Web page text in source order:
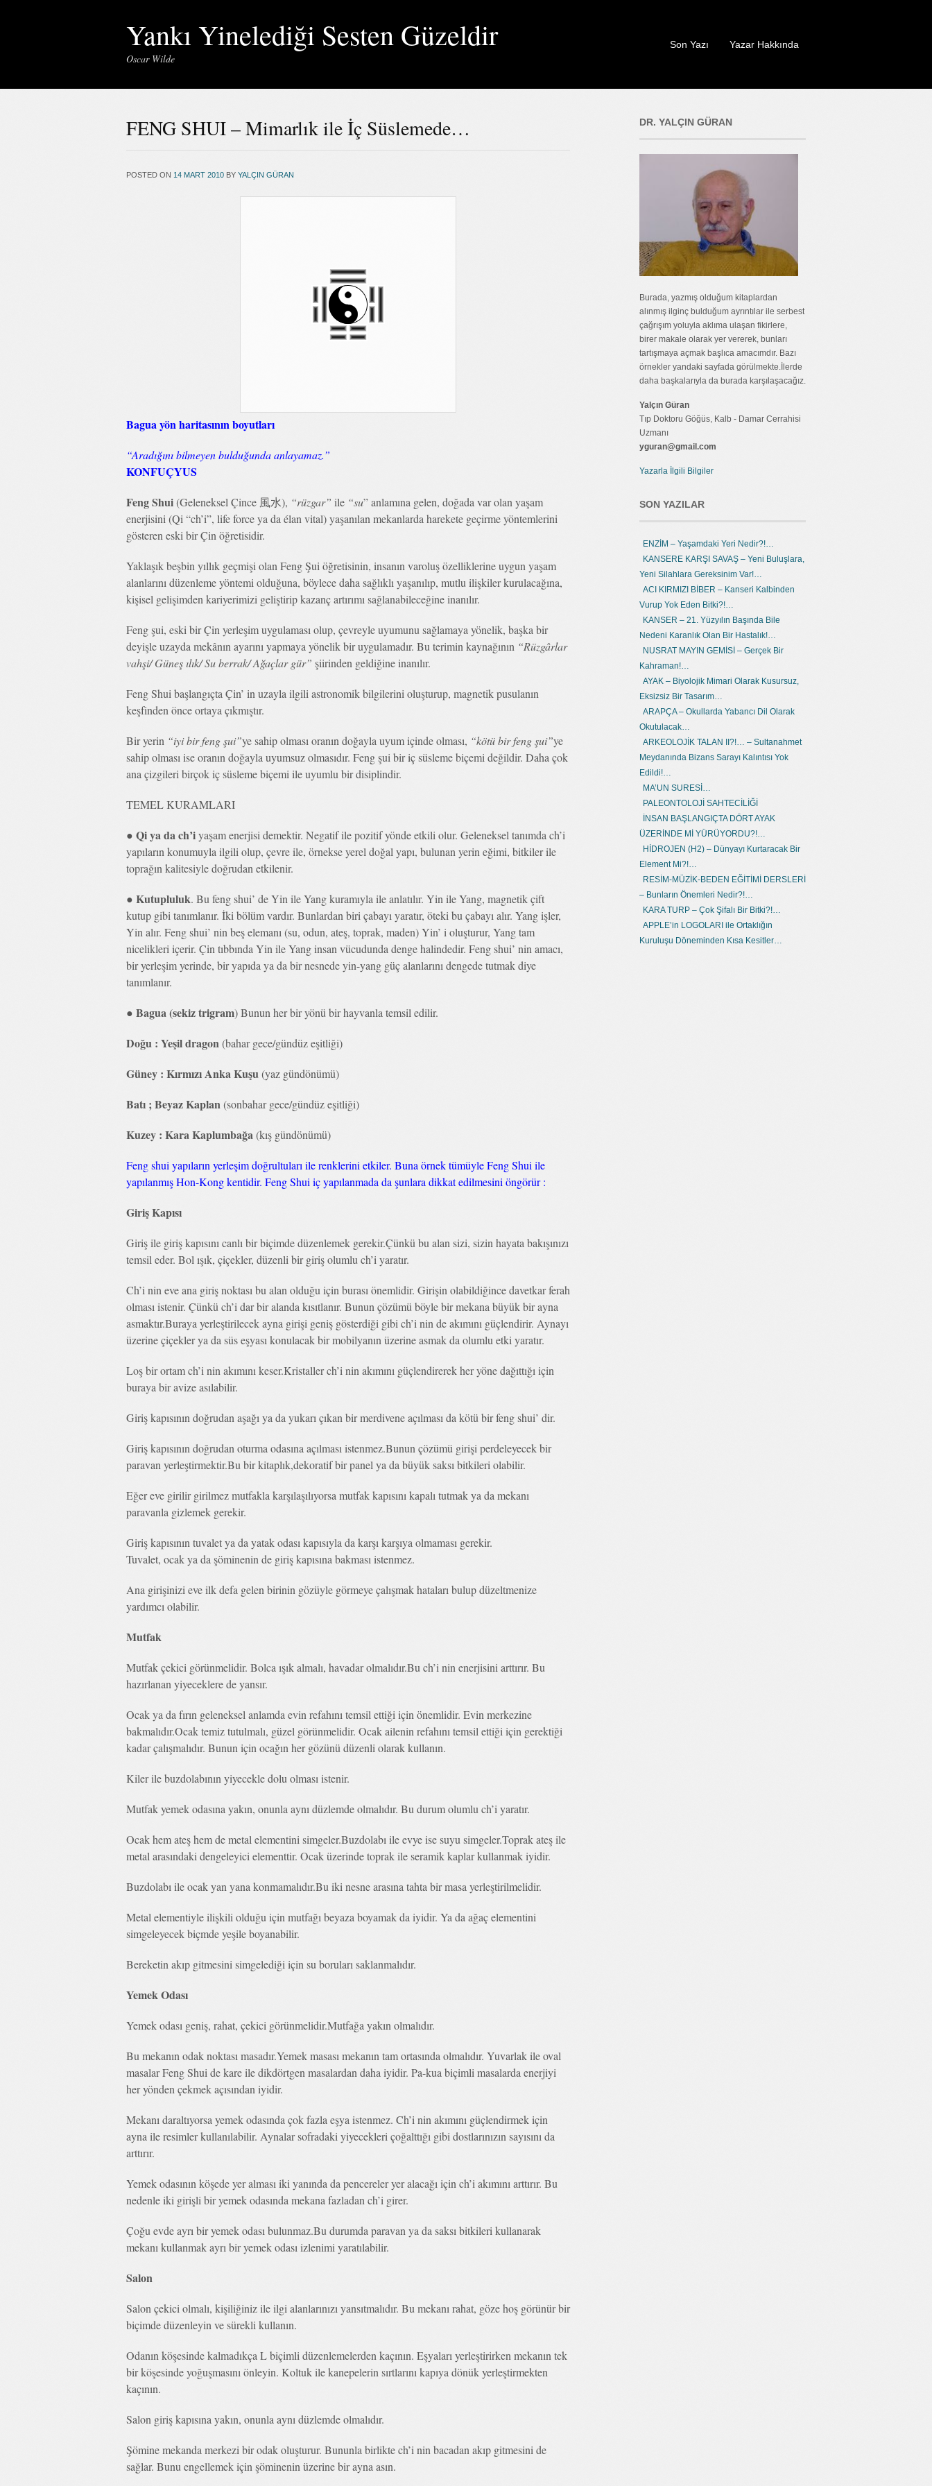
Yankı Yinelediği Sesten Güzeldir
Oscar Wilde
Son Yazı Yazar Hakkında
FENG SHUI – Mimarlık ile İç Süslemede…
POSTED ON 14 MART 2010 BY YALÇIN GÜRAN
Bagua yön haritasının boyutları
“Aradığını bilmeyen bulduğunda anlayamaz.”
KONFUÇYUS
Feng Shui(Geleneksel Çince 風水), “rüzgar” ile “su” anlamına gelen, doğada var olan yaşam
enerjisini (Qi “ch’i”, life force ya da élan vital) yaşanılan mekanlarda harekete geçirme yöntemlerini
gösteren eski bir Çin öğretisidir.
Yaklaşık beşbin yıllık geçmişi olan Feng Şui öğretisinin, insanın varoluş özelliklerine uygun yaşam
alanlarını düzenleme yöntemi olduğuna, böylece daha sağlıklı yaşanılıp, mutlu ilişkiler kurulacağına,
kişisel gelişimden kariyerimizi geliştirip kazanç artırımı sağlanabileceğine inanılır.
Feng şui, eski bir Çin yerleşim uygulaması olup, çevreyle uyumunu sağlamaya yönelik, başka bir
deyişle uzayda mekânın ayarını yapmaya yönelik bir uygulamadır. Bu terimin kaynağının “Rüzgârlar
vahşi/ Güneş ılık/ Su berrak/ Ağaçlar gür” şiirinden geldiğine inanılır.
Feng Shui başlangıçta Çin’ in uzayla ilgili astronomik bilgilerini oluşturup, magnetik pusulanın
keşfinden önce ortaya çıkmıştır.
Bir yerin “iyi bir feng şui”ye sahip olması oranın doğayla uyum içinde olması, “kötü bir feng şui”ye
sahip olması ise oranın doğayla uyumsuz olmasıdır. Feng şui bir iç süsleme biçemi değildir. Daha çok
ana çizgileri birçok iç süsleme biçemi ile uyumlu bir disiplindir.
TEMEL KURAMLARI
● Qi ya da ch’iyaşam enerjisi demektir. Negatif ile pozitif yönde etkili olur. Geleneksel tanımda ch’i
yapıların konumuyla ilgili olup, çevre ile, örnekse yerel doğal yapı, bulunan yerin eğimi, bitkiler ile
toprağın kalitesiyle doğrudan etkilenir.
● Kutupluluk. Bu feng shui’ de Yin ile Yang kuramıyla ile anlatılır. Yin ile Yang, magnetik çift
kutup gibi tanımlanır. İki bölüm vardır. Bunlardan biri çabayı yaratır, öteki bu çabayı alır. Yang işler,
Yin alır. Feng shui’ nin beş elemanı (su, odun, ateş, toprak, maden) Yin’ i oluşturur, Yang tam
nicelikleri içerir. Çin tıbbında Yin ile Yang insan vücudunda denge halindedir. Feng shui’ nin amacı,
bir yerleşim yerinde, bir yapıda ya da bir nesnede yin-yang güç alanlarını dengede tutmak diye
tanımlanır.
● Bagua (sekiz trigram) Bunun her bir yönü bir hayvanla temsil edilir.
Doğu : Yeşil dragon(bahar gece/gündüz eşitliği)
Güney : Kırmızı Anka Kuşu(yaz gündönümü)
Batı ; Beyaz Kaplan(sonbahar gece/gündüz eşitliği)
Kuzey : Kara Kaplumbağa(kış gündönümü)
Feng shui yapıların yerleşim doğrultuları ile renklerini etkiler. Buna örnek tümüyle Feng Shui ile
yapılanmış Hon-Kong kentidir. Feng Shui iç yapılanmada da şunlara dikkat edilmesini öngörür :
Giriş Kapısı
Giriş ile giriş kapısını canlı bir biçimde düzenlemek gerekir.Çünkü bu alan sizi, sizin hayata bakışınızı
temsil eder. Bol ışık, çiçekler, düzenli bir giriş olumlu ch’i yaratır.
Ch’i nin eve ana giriş noktası bu alan olduğu için burası önemlidir. Girişin olabildiğince davetkar ferah
olması istenir. Çünkü ch’i dar bir alanda kısıtlanır. Bunun çözümü böyle bir mekana büyük bir ayna
asmaktır.Buraya yerleştirilecek ayna girişi geniş gösterdiği gibi ch’i nin de akımını güçlendirir. Aynayı
üzerine çiçekler ya da süs eşyası konulacak bir mobilyanın üzerine asmak da olumlu etki yaratır.
Loş bir ortam ch’i nin akımını keser.Kristaller ch’i nin akımını güçlendirerek her yöne dağıttığı için
buraya bir avize asılabilir.
Giriş kapısının doğrudan aşağı ya da yukarı çıkan bir merdivene açılması da kötü bir feng shui’ dir.
Giriş kapısının doğrudan oturma odasına açılması istenmez.Bunun çözümü girişi perdeleyecek bir
paravan yerleştirmektir.Bu bir kitaplık,dekoratif bir panel ya da büyük saksı bitkileri olabilir.
Eğer eve girilir girilmez mutfakla karşılaşılıyorsa mutfak kapısını kapalı tutmak ya da mekanı
paravanla gizlemek gerekir.
Giriş kapısının tuvalet ya da yatak odası kapısıyla da karşı karşıya olmaması gerekir.
Tuvalet, ocak ya da şöminenin de giriş kapısına bakması istenmez.
Ana girişinizi eve ilk defa gelen birinin gözüyle görmeye çalışmak hataları bulup düzeltmenize
yardımcı olabilir.
Mutfak
Mutfak çekici görünmelidir. Bolca ışık almalı, havadar olmalıdır.Bu ch’i nin enerjisini arttırır. Bu
hazırlanan yiyeceklere de yansır.
Ocak ya da fırın geleneksel anlamda evin refahını temsil ettiği için önemlidir. Evin merkezine
bakmalıdır.Ocak temiz tutulmalı, güzel görünmelidir. Ocak ailenin refahını temsil ettiği için gerektiği
kadar çalışmalıdır. Bunun için ocağın her gözünü düzenli olarak kullanın.
Kiler ile buzdolabının yiyecekle dolu olması istenir.
Mutfak yemek odasına yakın, onunla aynı düzlemde olmalıdır. Bu durum olumlu ch’i yaratır.
Ocak hem ateş hem de metal elementini simgeler.Buzdolabı ile evye ise suyu simgeler.Toprak ateş ile
metal arasındaki dengeleyici elementtir. Ocak üzerinde toprak ile seramik kaplar kullanmak iyidir.
Buzdolabı ile ocak yan yana konmamalıdır.Bu iki nesne arasına tahta bir masa yerleştirilmelidir.
Metal elementiyle ilişkili olduğu için mutfağı beyaza boyamak da iyidir. Ya da ağaç elementini
simgeleyecek biçmde yeşile boyanabilir.
Bereketin akıp gitmesini simgelediği için su boruları saklanmalıdır.
Yemek Odası
Yemek odası geniş, rahat, çekici görünmelidir.Mutfağa yakın olmalıdır.
Bu mekanın odak noktası masadır.Yemek masası mekanın tam ortasında olmalıdır. Yuvarlak ile oval
masalar Feng Shui de kare ile dikdörtgen masalardan daha iyidir. Pa-kua biçimli masalarda enerjiyi
her yönden çekmek açısından iyidir.
Mekanı daraltıyorsa yemek odasında çok fazla eşya istenmez. Ch’i nin akımını güçlendirmek için
ayna ile resimler kullanılabilir. Aynalar sofradaki yiyecekleri çoğalttığı gibi dostlarınızın sayısını da
arttırır.
Yemek odasının köşede yer alması iki yanında da pencereler yer alacağı için ch’i akımını arttırır. Bu
nedenle iki girişli bir yemek odasında mekana fazladan ch’i girer.
Çoğu evde ayrı bir yemek odası bulunmaz.Bu durumda paravan ya da saksı bitkileri kullanarak
mekanı kullanmak ayrı bir yemek odası izlenimi yaratılabilir.
Salon
Salon çekici olmalı, kişiliğiniz ile ilgi alanlarınızı yansıtmalıdır. Bu mekanı rahat, göze hoş görünür bir
biçimde düzenleyin ve sürekli kullanın.
Odanın köşesinde kalmadıkça L biçimli düzenlemelerden kaçının. Eşyaları yerleştirirken mekanın tek
bir köşesinde yoğuşmasını önleyin. Koltuk ile kanepelerin sırtlarını kapıya dönük yerleştirmekten
kaçının.
Salon giriş kapısına yakın, onunla aynı düzlemde olmalıdır.
Şömine mekanda merkezi bir odak oluşturur. Bununla birlikte ch’i nin bacadan akıp gitmesini de
sağlar. Bunu engellemek için şöminenin üzerine bir ayna asın.
DR. YALÇIN GÜRAN
Burada, yazmış olduğum kitaplardan
alınmış ilginç bulduğum ayrıntılar ile serbest
çağrışım yoluyla aklıma ulaşan fikirlere,
birer makale olarak yer vererek, bunları
tartışmaya açmak başlıca amacımdır. Bazı
örnekler yandaki sayfada görülmekte.İlerde
daha başkalarıyla da burada karşılaşacağız.
Yalçın Güran
Tıp Doktoru Göğüs, Kalb - Damar Cerrahisi
Uzmanı
yguran@gmail.com
Yazarla İlgili Bilgiler
SON YAZILAR
ENZİM – Yaşamdaki Yeri Nedir?!…
KANSERE KARŞI SAVAŞ – Yeni Buluşlara,
Yeni Silahlara Gereksinim Var!…
ACI KIRMIZI BİBER – Kanseri Kalbinden
Vurup Yok Eden Bitki?!…
KANSER – 21. Yüzyılın Başında Bile
Nedeni Karanlık Olan Bir Hastalık!…
NUSRAT MAYIN GEMİSİ – Gerçek Bir
Kahraman!…
AYAK – Biyolojik Mimari Olarak Kusursuz,
Eksizsiz Bir Tasarım…
ARAPÇA – Okullarda Yabancı Dil Olarak
Okutulacak…
ARKEOLOJİK TALAN II?!… – Sultanahmet
Meydanında Bizans Sarayı Kalıntısı Yok
Edildi!…
MA’UN SURESİ…
PALEONTOLOJİ SAHTECİLİĞİ
İNSAN BAŞLANGIÇTA DÖRT AYAK
ÜZERİNDE Mİ YÜRÜYORDU?!…
HİDROJEN (H2) – Dünyayı Kurtaracak Bir
Element Mi?!…
RESİM-MÜZİK-BEDEN EĞİTİMİ DERSLERİ
– Bunların Önemleri Nedir?!…
KARA TURP – Çok Şifalı Bir Bitki?!…
APPLE’in LOGOLARI ile Ortaklığın
Kuruluşu Döneminden Kısa Kesitler…